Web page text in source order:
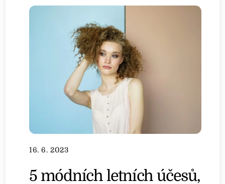
16. 6. 2023
5 módních letních účesů,